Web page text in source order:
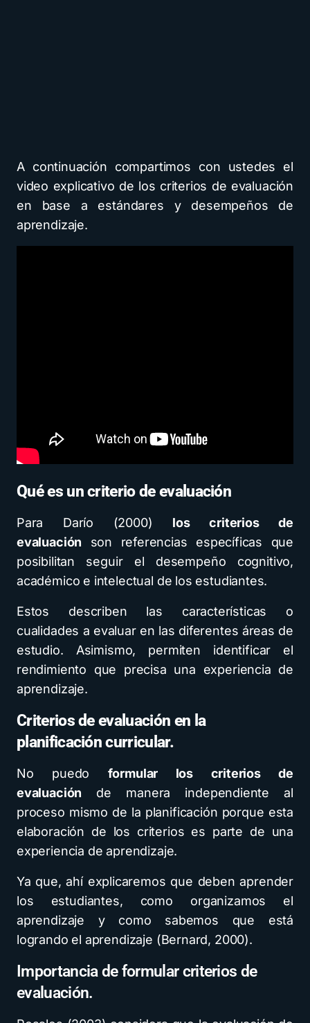
A continuación compartimos con ustedes el
video explicativo de los criterios de evaluación
en base a estándares y desempeños de
aprendizaje.
Qué es un criterio de evaluación
Para Darío (2000) los criterios de
evaluación son referencias específicas que
posibilitan seguir el desempeño cognitivo,
académico e intelectual de los estudiantes.
Estos describen las características o
cualidades a evaluar en las diferentes áreas de
estudio. Asimismo, permiten identificar el
rendimiento que precisa una experiencia de
aprendizaje.
Criterios de evaluación en la
planificación curricular.
No puedo formular los criterios de
evaluación de manera independiente al
proceso mismo de la planificación porque esta
elaboración de los criterios es parte de una
experiencia de aprendizaje.
Ya que, ahí explicaremos que deben aprender
los estudiantes, como organizamos el
aprendizaje y como sabemos que está
logrando el aprendizaje (Bernard, 2000).
Importancia de formular criterios de
evaluación.